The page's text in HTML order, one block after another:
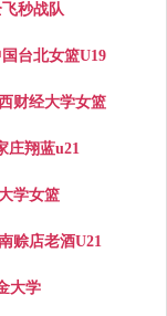
秒战队
台北女篮U19
财经大学女篮
庄翔蓝u21
学女篮
赊店老酒U21
大学